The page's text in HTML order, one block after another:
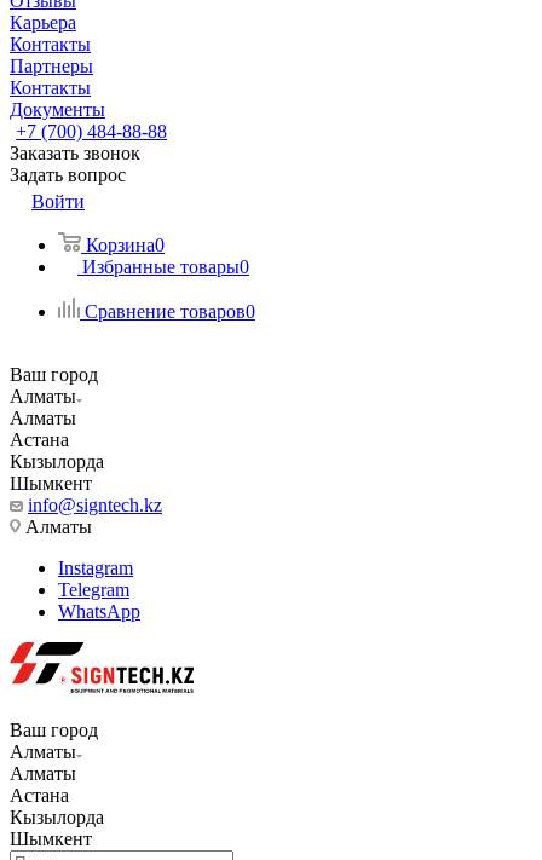
Карьера
Контакты
Партнеры
Контакты
Документы
+7 (700) 484-88-88
Заказать звонок
Задать вопрос
Войти
Корзина0
Избранные товары0
Сравнение товаров0
Ваш город
Алматы
Алматы
Астана
Кызылорда
Шымкент
info@signtech.kz
Алматы
Instagram
Telegram
WhatsApp
Ваш город
Алматы
Алматы
Астана
Кызылорда
Шымкент